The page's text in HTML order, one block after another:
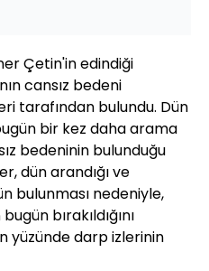
Çetin'in edindiği
cansız bedeni
tarafından bulundu. Dün
bir kez daha arama
bedeninin bulunduğu
dün arandığı ve
bulunması nedeniyle,
bırakıldığını
yüzünde darp izlerinin